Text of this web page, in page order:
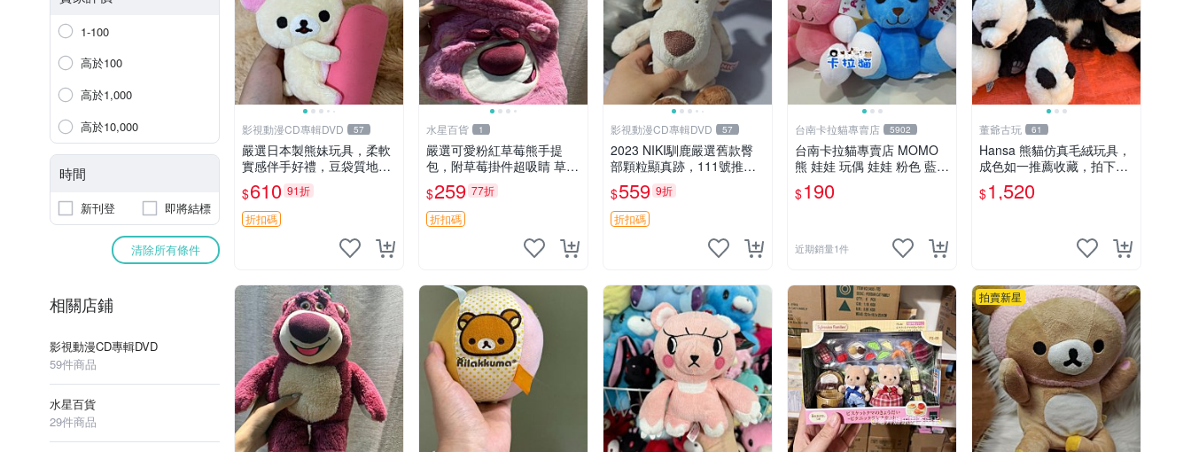
1-100
高於100
高於1,000
高於10,000
時間
新刊登 即將結標
清除所有條件
相關店鋪
影視動漫CD專輯DVD
59件商品
水星百貨
29件商品
影視動漫CD專輯DVD 57
嚴選日本製熊妹玩具，柔軟
實感伴手好禮，豆袋質地手
感佳，抱枕小熊 recom 推薦
白色豆袋 玩具
$610 91折
折扣碼
水星百貨 1
嚴選可愛粉紅草莓熊手提
包，附草莓掛件超吸睛 草莓
熊手提包 草莓掛件 可愛port
unese
$259 77折
折扣碼
影視動漫CD專輯DVD 57
2023 NIKI馴鹿嚴選舊款臀
部顆粒顯真跡，111號推薦
珍藏品 馴鹿 舊款 尾巴顆粒
$559 9折
折扣碼
台南卡拉貓專賣店 5902
台南卡拉貓專賣店 MOMO
熊 娃娃 玩偶 娃娃 粉色 藍色
2色分售
$190
近期銷量1件
董爺古玩 61
Hansa 熊貓仿真毛絨玩具，
成色如一推薦收藏，拍下無
疑心 熊貓 毛絨玩具 收藏
$1,520
拍賣新星